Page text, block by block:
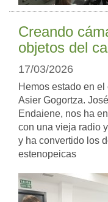
Creando
objetos del
17/03/2026
Hemos estado en
Asier Gogortza.
Endaiene, nos ha
con una vieja radio
y ha convertido los
estenopeicas